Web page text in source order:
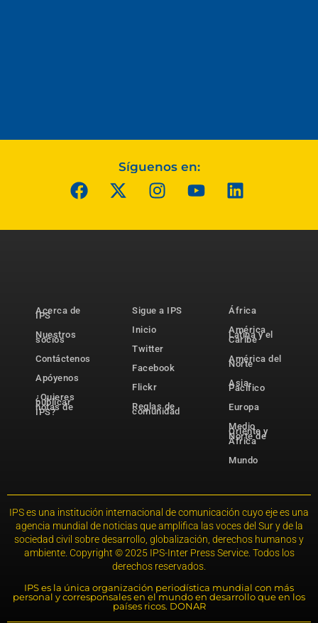
Síguenos en:
Acerca de
IPS
Nuestros
socios
Contáctenos
Apóyenos
¿Quieres
publicar
notas de
IPS?
Sigue a IPS
Inicio
Twitter
Facebook
Flickr
Reglas de
comunidad
África
América
Latina y el
Caribe
América del
Norte
Asia-
Pacífico
Europa
Medio
Oriente y
Norte de
África
Mundo
IPS es una institución internacional de comunicación cuyo eje es una
agencia mundial de noticias que amplifica las voces del Sur y de la
sociedad civil sobre desarrollo, globalización, derechos humanos y
ambiente. Copyright © 2025 IPS-Inter Press Service. Todos los
derechos reservados.
IPS es la única organización periodística mundial con más
personal y corresponsales en el mundo en desarrollo que en los
países ricos. DONAR